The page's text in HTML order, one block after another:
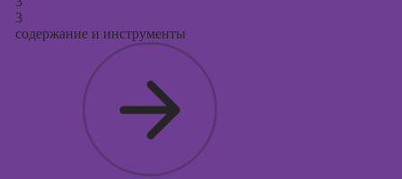
3
содержание и инструменты